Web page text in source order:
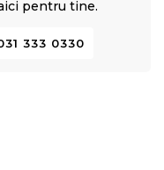
pentru tine.
333 0330